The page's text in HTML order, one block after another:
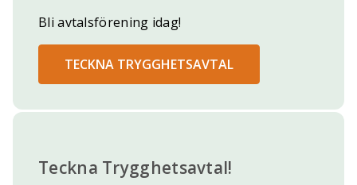
Bli avtalsförening idag!
TECKNA TRYGGHETSAVTAL
Teckna Trygghetsavtal!